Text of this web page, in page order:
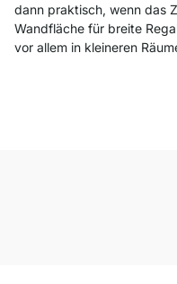
dann praktisch, wenn das
Wandfläche für breite
vor allem in kleineren